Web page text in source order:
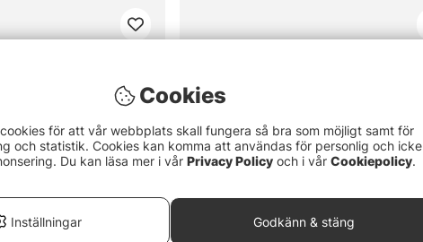
Cookies
för att vår webbplats skall fungera så bra som möjligt samt för
och statistik. Cookies kan komma att användas för personlig och icke
Du kan läsa mer i vår Privacy Policy och i vår Cookiepolicy.
Inställningar Godkänn & stäng